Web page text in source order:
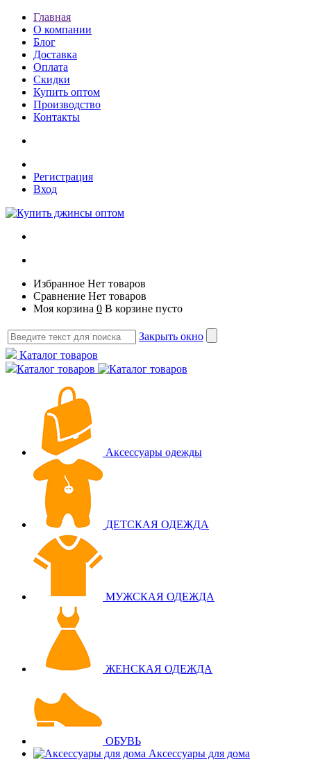
Главная
О компании
Блог
Доставка
Оплата
Скидки
Купить оптом
Производство
Контакты
Регистрация
Вход
Избранное Нет товаров
Сравнение Нет товаров
Моя корзина 0 В корзине пусто
Закрыть окно
Каталог товаров
Каталог товаров
Аксессуары одежды
ДЕТСКАЯ ОДЕЖДА
МУЖСКАЯ ОДЕЖДА
ЖЕНСКАЯ ОДЕЖДА
ОБУВЬ
Аксессуары для дома